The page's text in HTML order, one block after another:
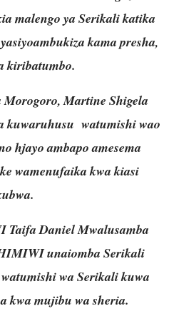
malengo ya Serikali katika
kama presha,
kiribatumbo.
Martine Shigela
kuwaruhusu watumishi wao
hjayo ambapo amesema
wamenufaika kwa kiasi
Taifa Daniel Mwalusamba
unaiomba Serikali
wa Serikali kuwa
kwa mujibu wa sheria.